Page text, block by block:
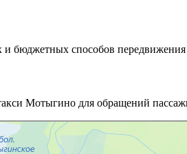
бюджетных способов передвижения
Мотыгино для обращений